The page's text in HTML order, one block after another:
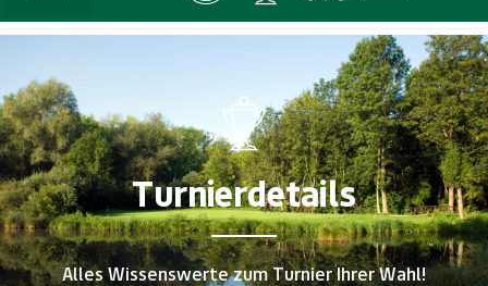
Turnierdetails
Alles Wissenswerte zum Turnier Ihrer Wahl!